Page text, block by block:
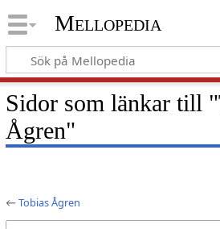
Mellopedia
Sidor som länkar till
Ågren"
←Tobias Ågren